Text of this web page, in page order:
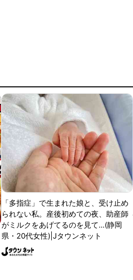
「多指症」で生まれた娘と、受け止め
られない私。産後初めての夜、助産師
がミルクをあげてるのを見て...(静岡
県・20代女性)|Jタウンネット